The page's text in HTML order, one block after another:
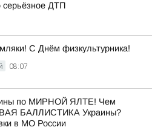
серьёзное ДТП
С Днём физкультурника!
08:07
по МИРНОЙ ЯЛТЕ! Чем
БАЛЛИСТИКА Украины?
в МО России